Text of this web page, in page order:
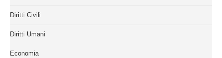
Diritti Civili
Diritti Umani
Economia